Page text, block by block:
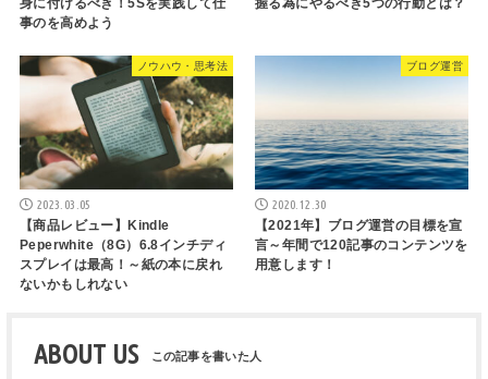
身に付けるべき！5Sを実践して仕
事のを高めよう
握る為にやるべき5つの行動とは？
ノウハウ・思考法
2023.03.05
【商品レビュー】Kindle
Peperwhite（8G）6.8インチディ
スプレイは最高！～紙の本に戻れ
ないかもしれない
ブログ運営
2020.12.30
【2021年】ブログ運営の目標を宣
言～年間で120記事のコンテンツを
用意します！
ABOUT US